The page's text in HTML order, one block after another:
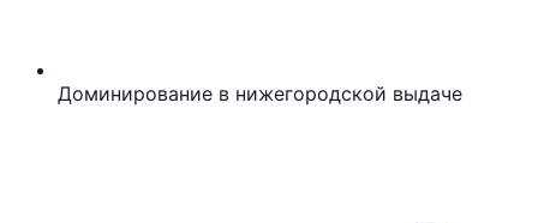
Доминирование в нижегородской выдаче